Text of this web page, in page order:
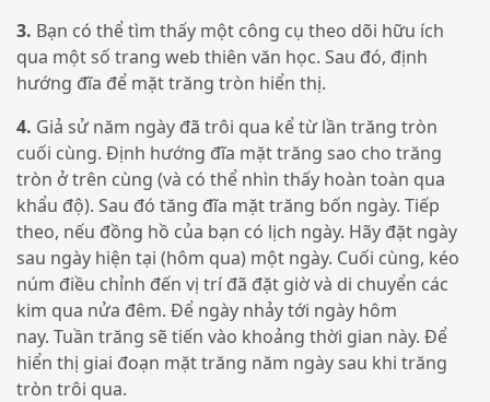
3. Bạn có thể tìm thấy một công cụ theo dõi hữu ích
qua một số trang web thiên văn học. Sau đó, định
hướng đĩa để mặt trăng tròn hiển thị.
4. Giả sử năm ngày đã trôi qua kể từ lần trăng tròn
cuối cùng. Định hướng đĩa mặt trăng sao cho trăng
tròn ở trên cùng (và có thể nhìn thấy hoàn toàn qua
khẩu độ). Sau đó tăng đĩa mặt trăng bốn ngày. Tiếp
theo, nếu đồng hồ của bạn có lịch ngày. Hãy đặt ngày
sau ngày hiện tại (hôm qua) một ngày. Cuối cùng, kéo
núm điều chỉnh đến vị trí đã đặt giờ và di chuyển các
kim qua nửa đêm. Để ngày nhảy tới ngày hôm
nay. Tuần trăng sẽ tiến vào khoảng thời gian này. Để
hiển thị giai đoạn mặt trăng năm ngày sau khi trăng
tròn trôi qua.